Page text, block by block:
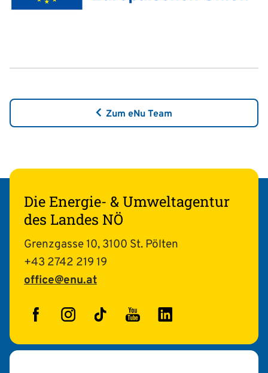
Zum eNu Team
Die Energie- & Umweltagentur
des Landes NÖ
Grenzgasse 10, 3100 St. Pölten
+43 2742 219 19
office@enu.at
FacebookInstagram
TikTokYouTubeLinkedIn